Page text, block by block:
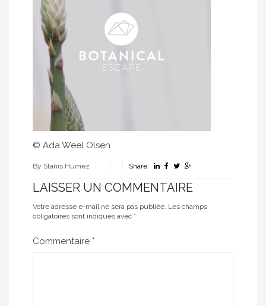
© Ada Weel Olsen
By Stanis Humez Share:
LAISSER UN COMMENTAIRE
Votre adresse e-mail ne sera pas publiée. Les champs
obligatoires sont indiqués avec *
Commentaire *